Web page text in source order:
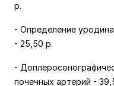
р.
- Определение
- 25,50 р.
-
почечных артерий -